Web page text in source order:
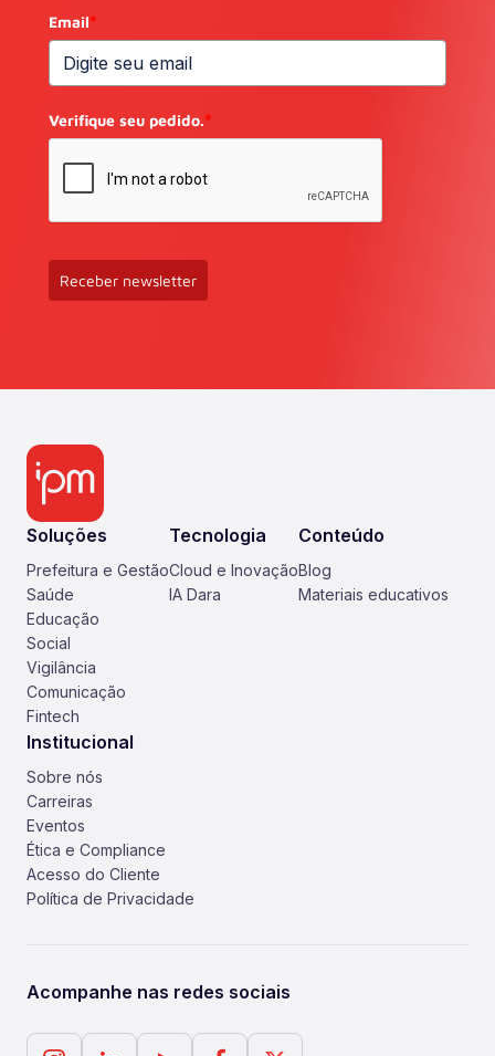
Email*
Verifique seu pedido.*
Receber newsletter
Soluções
Prefeitura e Gestão
Saúde
Educação
Social
Vigilância
Comunicação
Fintech
Tecnologia
Cloud e Inovação
IA Dara
Conteúdo
Blog
Materiais educativos
Institucional
Sobre nós
Carreiras
Eventos
Ética e Compliance
Acesso do Cliente
Política de Privacidade
Acompanhe nas redes sociais